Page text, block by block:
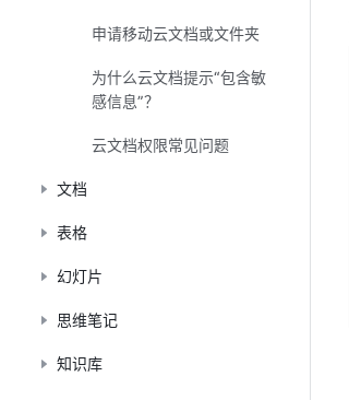
申请移动云文档或文件夹
为什么云文档提示“包含敏
感信息”？
云文档权限常见问题
文档
表格
幻灯片
思维笔记
知识库